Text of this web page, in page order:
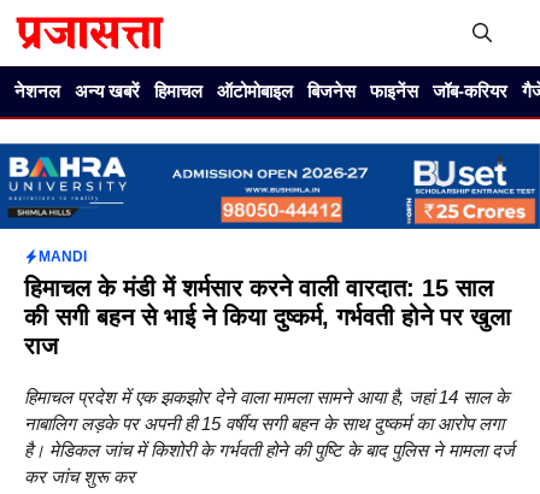
नेशनल अन्य खबरें हिमाचल ऑटोमोबाइल बिजनेस फाइनेंस जॉब-करियर
MANDI
हिमाचल के मंडी में शर्मसार करने वाली वारदात: 15 साल
की सगी बहन से भाई ने किया दुष्कर्म, गर्भवती होने पर खुला
राज
हिमाचल प्रदेश में एक झकझोर देने वाला मामला सामने आया है, जहां 14 साल के
नाबालिग लड़के पर अपनी ही 15 वर्षीय सगी बहन के साथ दुष्कर्म का आरोप लगा
है। मेडिकल जांच में किशोरी के गर्भवती होने की पुष्टि के बाद पुलिस ने मामला दर्ज
कर जांच शुरू कर